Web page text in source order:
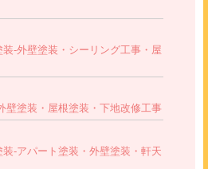
-外壁塗装・シーリング工事・屋
壁塗装・屋根塗装・下地改修工事
-アパート塗装・外壁塗装・軒天